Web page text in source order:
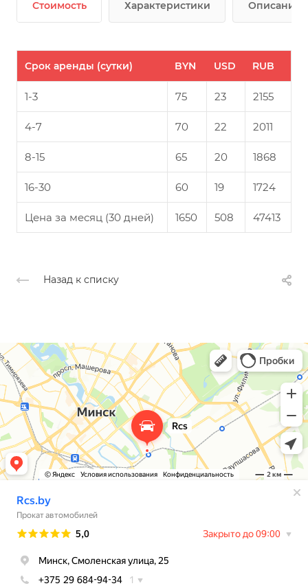
Стоимость Характеристики Описание
Срок аренды (сутки) BYN USD RUB
1-3 75 23 2155
4-7 70 22 2011
8-15 65 20 1868
16-30 60 19 1724
Цена за месяц (30 дней) 1650 508 47413
Назад к списку